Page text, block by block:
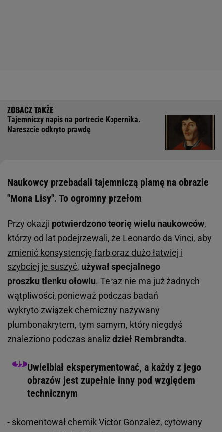
Tajemniczy napis na portrecie Kopernika.
Nareszcie odkryto prawdę
Naukowcy przebadali tajemniczą plamę na obrazie
"Mona Lisy". To ogromny przełom
Przy okazji potwierdzono teorię wielu naukowców,
którzy od lat podejrzewali, że Leonardo da Vinci, aby
zmienić konsystencję farb oraz dużo łatwiej i
szybciej je suszyć, używał specjalnego
proszku tlenku ołowiu. Teraz nie ma już żadnych
wątpliwości, ponieważ podczas badań
wykryto związek chemiczny nazywany
plumbonakrytem, tym samym, który niegdyś
znaleziono podczas analizdzieł Rembrandta.
Uwielbiał eksperymentować, a każdy z jego
obrazów jest zupełnie inny pod względem
technicznym
- skomentował chemik Victor Gonzalez, cytowany